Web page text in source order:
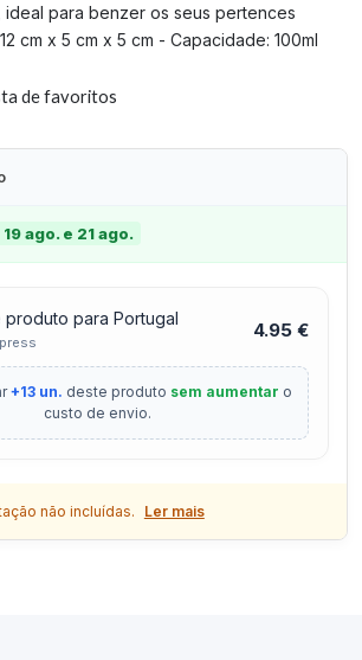
ideal para benzer os seus pertences
cm x 5 cm x 5 cm - Capacidade: 100ml
de favoritos
19 ago. e 21 ago.
produto para Portugal 4.95 €
+13 un. deste produto sem aumentar o
custo de envio.
não incluídas. Ler mais